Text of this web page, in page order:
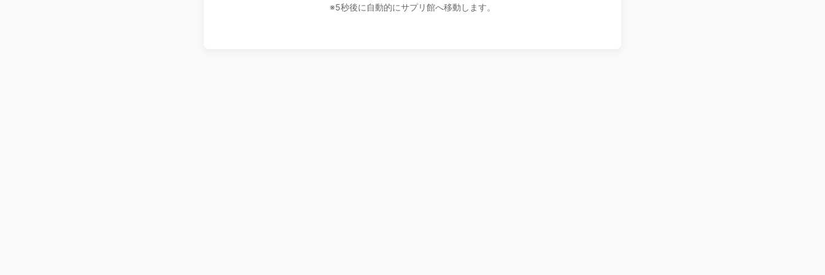
※5秒後に自動的にサプリ館へ移動します。